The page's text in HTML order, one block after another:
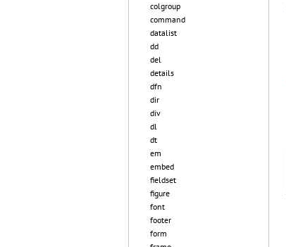
colgroup
command
datalist
dd
del
details
dfn
dir
div
dl
dt
em
embed
fieldset
figure
font
footer
form